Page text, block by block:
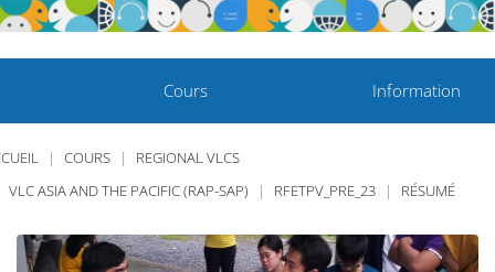
Cours Information
COURS
REGIONAL VLCS
VLC ASIA AND THE PACIFIC (RAP-SAP)
RFETPV_PRE_23 RÉSUMÉ